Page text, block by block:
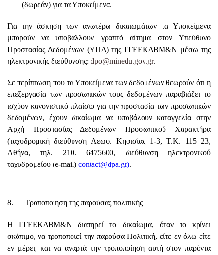
(δωρεάν) για τα Υποκείμενα.
Για την άσκηση των ανωτέρω δικαιωμάτων τα Υποκείμενα
μπορούν να υποβάλλουν γραπτό αίτημα στον Υπεύθυνο
Προστασίας Δεδομένων (ΥΠΔ) της ΓΓΕΕΚΔΒΜ&Ν μέσω της
ηλεκτρονικής διεύθυνσης: dpo@minedu.gov.gr.
Σε περίπτωση που τα Υποκείμενα των δεδομένων θεωρούν ότι η
επεξεργασία των προσωπικών τους δεδομένων παραβιάζει το
ισχύον κανονιστικό πλαίσιο για την προστασία των προσωπικών
δεδομένων, έχουν δικαίωμα να υποβάλουν καταγγελία στην
Αρχή Προστασίας Δεδομένων Προσωπικού Χαρακτήρα
(ταχυδρομική διεύθυνση Λεωφ. Κηφισίας 1-3, Τ.Κ. 115 23,
Αθήνα, τηλ. 210. 6475600, διεύθυνση ηλεκτρονικού
ταχυδρομείου (e-mail) contact@dpa.gr).
8. Τροποποίηση της παρούσας πολιτικής
Η ΓΓΕΕΚΔΒΜ&Ν διατηρεί το δικαίωμα, όταν το κρίνει
σκόπιμο, να τροποποιεί την παρούσα Πολιτική, είτε εν όλω είτε
εν μέρει, και να αναρτά την τροποποίηση αυτή στον παρόντα